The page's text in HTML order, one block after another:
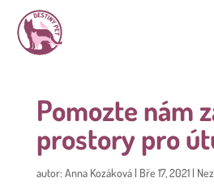
Pomozte nám
prostory pro
autor: Anna Kozáková| Bře 17, 2021|